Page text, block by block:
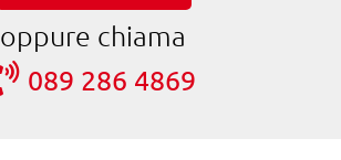
oppure chiama
089 286 4869